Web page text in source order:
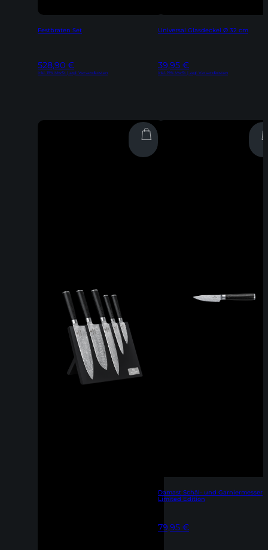
Festbraten Set
528,90 €
Inkl. 19% MwSt | zzgl. Versandkosten
Universal Glasdeckel Ø 32 cm
39,95 €
Inkl. 19% MwSt | zzgl. Versandkosten
Damast Schäl- und Garniermesser
Limited Edition
79,95 €